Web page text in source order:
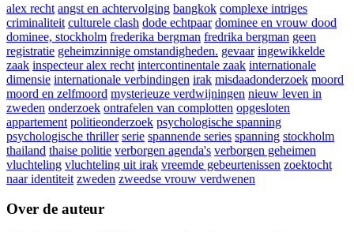
alex recht angst en achtervolging bangkok complexe intriges
criminaliteit culturele clash dode echtpaar dominee en vrouw dood
dominee, stockholm frederika bergman fredrika bergman geen
registratie geheimzinnige omstandigheden. gevaar ingewikkelde
zaak inspecteur alex recht intercontinentale zaak internationale
dimensie internationale verbindingen irak misdaadonderzoek moord
moord en zelfmoord mysterieuze verdwijningen nieuw leven in
zweden onderzoek ontrafelen van complotten opgesloten
appartement politieonderzoek psychologische spanning
psychologische thriller serie spannende series spanning stockholm
thailand thaise politie verborgen agenda's verborgen geheimen
vluchteling vluchteling uit irak vreemde gebeurtenissen zoektocht
naar identiteit zweden zweedse vrouw verdwenen
Over de auteur